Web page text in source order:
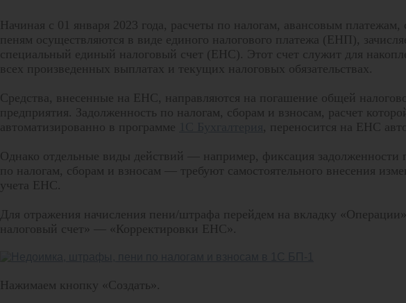
Начиная с 01 января 2023 года, расчеты по налогам, авансовым
пеням осуществляются в виде единого налогового платежа (ЕНП),
специальный единый налоговый счет (ЕНС). Этот счет служит для
всех произведенных выплатах и текущих налоговых обязательствах.
Средства, внесенные на ЕНС, направляются на погашение общей
предприятия. Задолженность по налогам, сборам и взносам, расчет
автоматизированно в программе
, переносится на ЕНС
Однако отдельные виды действий — например, фиксация
по налогам, сборам и взносам — требуют самостоятельного внесения
учета ЕНС.
Для отражения начисления пени/штрафа перейдем на вкладку
налоговый счет» — «Корректировки ЕНС».
Нажимаем кнопку «Создать».